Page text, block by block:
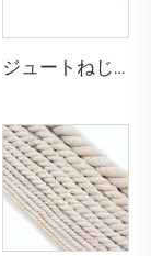
ジュートねじりロープ